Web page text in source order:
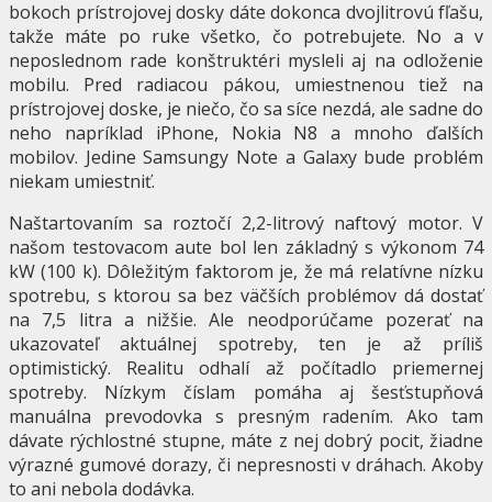
bokoch prístrojovej dosky dáte dokonca dvojlitrovú fľašu,
takže máte po ruke všetko, čo potrebujete. No a v
neposlednom rade konštruktéri mysleli aj na odloženie
mobilu. Pred radiacou pákou, umiestnenou tiež na
prístrojovej doske, je niečo, čo sa síce nezdá, ale sadne do
neho napríklad iPhone, Nokia N8 a mnoho ďalších
mobilov. Jedine Samsungy Note a Galaxy bude problém
niekam umiestniť.
Naštartovaním sa roztočí 2,2-litrový naftový motor. V
našom testovacom aute bol len základný s výkonom 74
kW (100 k). Dôležitým faktorom je, že má relatívne nízku
spotrebu, s ktorou sa bez väčších problémov dá dostať
na 7,5 litra a nižšie. Ale neodporúčame pozerať na
ukazovateľ aktuálnej spotreby, ten je až príliš
optimistický. Realitu odhalí až počítadlo priemernej
spotreby. Nízkym číslam pomáha aj šesťstupňová
manuálna prevodovka s presným radením. Ako tam
dávate rýchlostné stupne, máte z nej dobrý pocit, žiadne
výrazné gumové dorazy, či nepresnosti v dráhach. Akoby
to ani nebola dodávka.